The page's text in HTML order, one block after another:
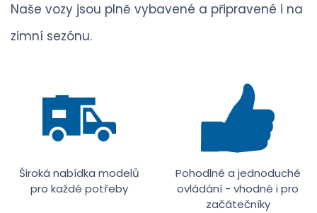
Naše vozy jsou plně vybavené a připravené i na
zimní sezónu.
Široká nabídka modelů
pro každé potřeby
Pohodlné a jednoduché
ovládání - vhodné i pro
začátečníky